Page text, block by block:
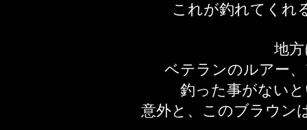
これが釣れてくれ
地
ベテランのルアー
釣った事がない
意外と、このブラウン